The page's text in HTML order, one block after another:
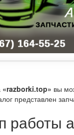
«razborki.top» вы
представлен
работы